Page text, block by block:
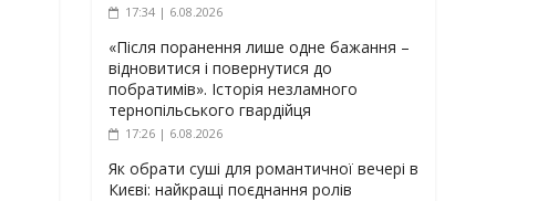
17:34 | 6.08.2026
«Після поранення лише одне бажання –
відновитися і повернутися до
побратимів». Історія незламного
тернопільського гвардійця
17:26 | 6.08.2026
Як обрати суші для романтичної вечері в
Києві: найкращі поєднання ролів